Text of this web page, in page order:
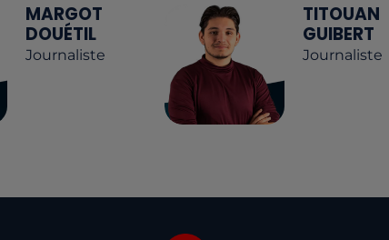
MARGOT
DOUÉTIL
Journaliste
TITOUAN
GUIBERT
Journaliste